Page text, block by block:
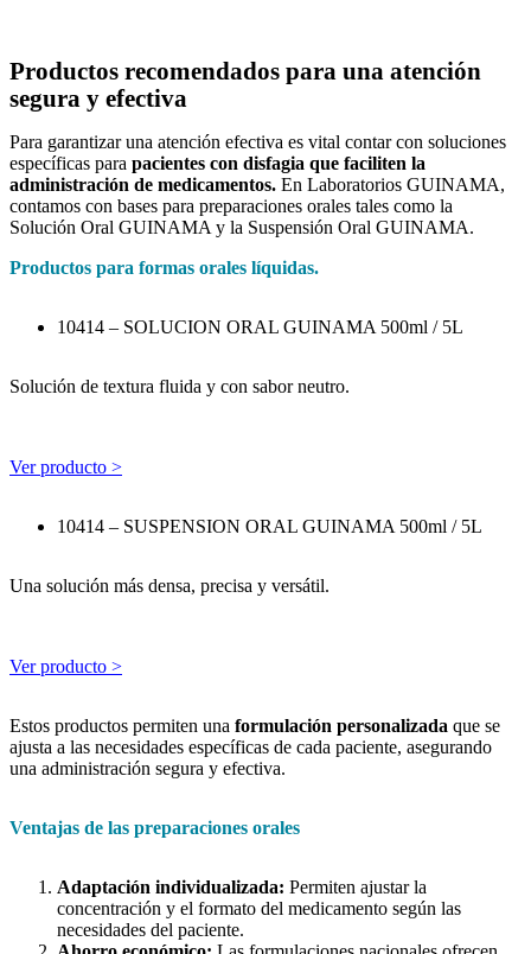
Productos recomendados para una atención
segura y efectiva
Para garantizar una atención efectiva es vital contar con soluciones
específicas para pacientes con disfagia que faciliten la
administración de medicamentos. En Laboratorios GUINAMA,
contamos con bases para preparaciones orales tales como la
Solución Oral GUINAMA y la Suspensión Oral GUINAMA.
Productos para formas orales líquidas.
10414 – SOLUCION ORAL GUINAMA 500ml / 5L
Solución de textura fluida y con sabor neutro.
Ver producto >
10414 – SUSPENSION ORAL GUINAMA 500ml / 5L
Una solución más densa, precisa y versátil.
Ver producto >
Estos productos permiten una formulación personalizada que se
ajusta a las necesidades específicas de cada paciente, asegurando
una administración segura y efectiva.
Ventajas de las preparaciones orales
Adaptación individualizada: Permiten ajustar la
concentración y el formato del medicamento según las
necesidades del paciente.